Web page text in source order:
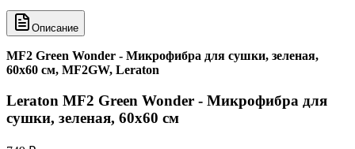
Описание
MF2 Green Wonder - Микрофибра для сушки, зеленая,
60x60 см, MF2GW, Leraton
Leraton MF2 Green Wonder - Микрофибра для
сушки, зеленая, 60x60 см